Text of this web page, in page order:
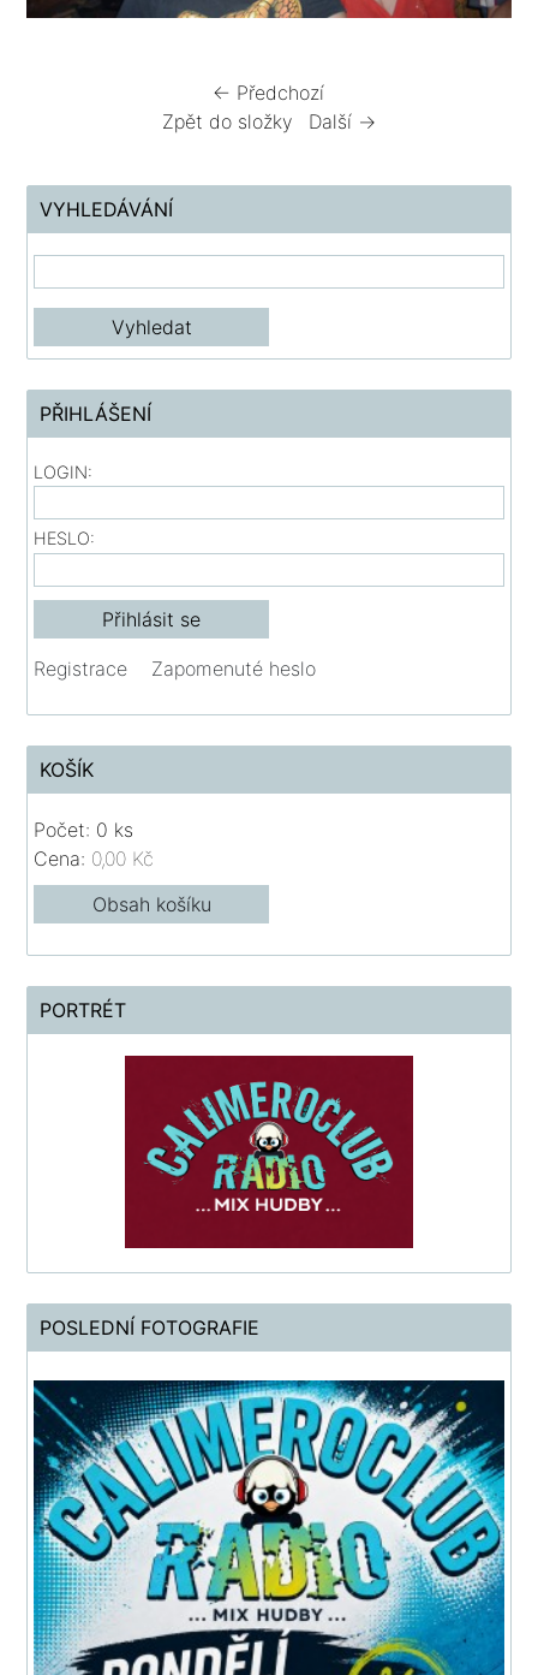
← Předchozí
Zpět do složky
Další →
VYHLEDÁVÁNÍ
PŘIHLÁŠENÍ
LOGIN:
HESLO:
Registrace Zapomenuté heslo
KOŠÍK
Počet: 0 ks
Cena: 0,00 Kč
Obsah košíku
PORTRÉT
POSLEDNÍ FOTOGRAFIE